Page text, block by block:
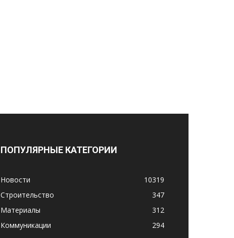
ПОПУЛЯРНЫЕ КАТЕГОРИИ
Новости
10319
Строительство
347
Материалы
312
Коммуникации
294